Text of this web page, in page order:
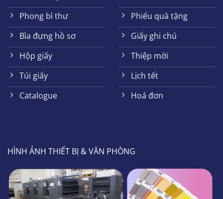
Phong bì thư
Bìa đựng hồ sơ
Hộp giấy
Túi giấy
Catalogue
Phiếu quà tặng
Giấy ghi chú
Thiệp mời
Lịch tết
Hoá đơn
HÌNH ẢNH THIẾT BỊ & VĂN PHÒNG